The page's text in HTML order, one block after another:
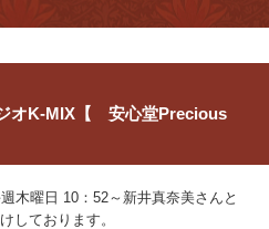
オK-MIX【 安心堂Precious
木曜日 10：52～新井真奈美さんと
しております。